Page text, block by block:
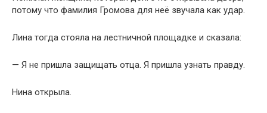
потому что фамилия Громова для неё звучала как удар.
Лина тогда стояла на лестничной площадке и сказала:
— Я не пришла защищать отца. Я пришла узнать правду.
Нина открыла.